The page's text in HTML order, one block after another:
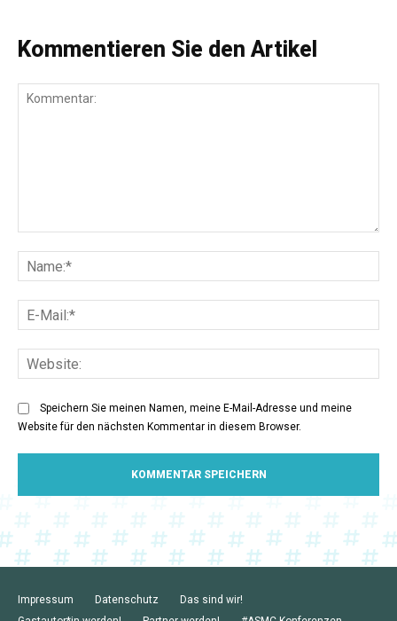
Kommentieren Sie den Artikel
Speichern Sie meinen Namen, meine E-Mail-Adresse und meine
Website für den nächsten Kommentar in diesem Browser.
Impressum Datenschutz
Das sind wir!